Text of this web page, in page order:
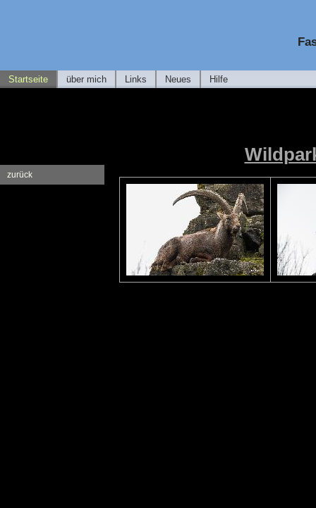
Startseite über mich Links Neues Hilfe
zurück